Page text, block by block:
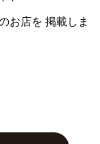
お店を 掲載しま